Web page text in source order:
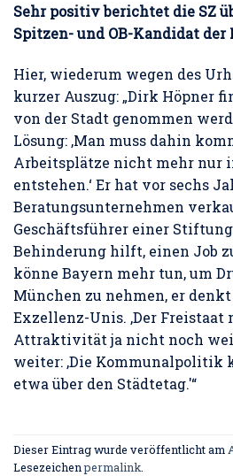
Sehr positiv berichtet die SZ
Spitzen- und OB-Kandidat
Hier, wiederum wegen des
kurzer Auszug: „Dirk Höpner
von der Stadt genommen
Lösung: ‚Man muss dahin
Arbeitsplätze nicht mehr nur
entstehen.‘ Er hat vor sechs
Beratungsunternehmen
Geschäftsführer einer
Behinderung hilft, einen Job
könne Bayern mehr tun, um
München zu nehmen, er
Exzellenz-Unis. ‚Der Freistaat
Attraktivität ja nicht noch
weiter: ‚Die Kommunalpolitik
etwa über den Städtetag.'“
Dieser Eintrag wurde veröffentlicht am
Lesezeichenpermalink